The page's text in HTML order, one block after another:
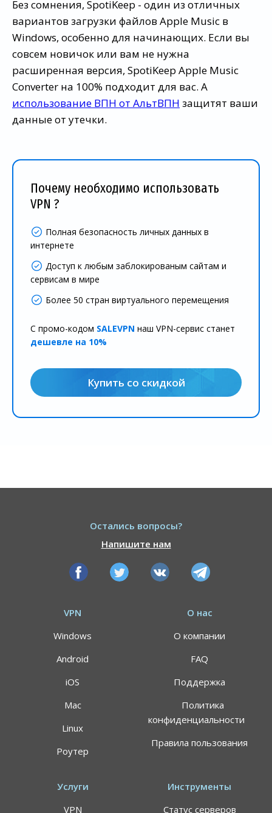
Без сомнения, SpotiKeep - один из отличных
вариантов загрузки файлов Apple Music в
Windows, особенно для начинающих. Если вы
совсем новичок или вам не нужна
расширенная версия, SpotiKeep Apple Music
Converter на 100% подходит для вас. А
использование ВПН от АльтВПН защитят ваши
данные от утечки.
Почему необходимо использовать
VPN ?
Полная безопасность личных данных в
интернете
Доступ к любым заблокированым сайтам и
сервисам в мире
Более 50 стран виртуального перемещения
С промо-кодом SALEVPN наш VPN-сервис станет
дешевле на 10%
Купить со скидкой
Остались вопросы?
Напишите нам
VPN
Windows
Android
iOS
Mac
Linux
Роутер
О нас
О компании
FAQ
Поддержка
Политика
конфиденциальности
Правила пользования
Услуги
VPN
Инструменты
Статус серверов